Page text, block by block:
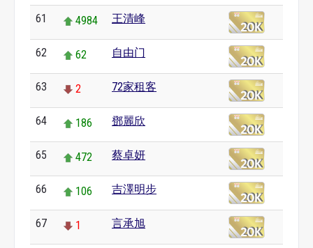
61 4984 王清峰
62 62 自由门
63 2 72家租客
64 186 鄧麗欣
65 472 蔡卓妍
66 106 吉澤明步
67 1 言承旭